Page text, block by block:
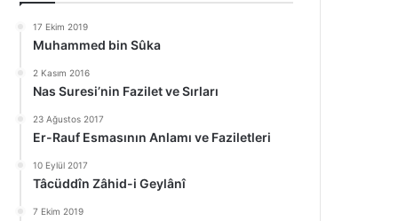
17 Ekim 2019
Muhammed bin Sûka
2 Kasım 2016
Nas Suresi’nin Fazilet ve Sırları
23 Ağustos 2017
Er-Rauf Esmasının Anlamı ve Faziletleri
10 Eylül 2017
Tâcüddîn Zâhid-i Geylânî
7 Ekim 2019